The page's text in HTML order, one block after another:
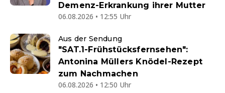
Demenz-Erkrankung ihrer Mutter
06.08.2026 • 12:55 Uhr
Aus der Sendung
"SAT.1-Frühstücksfernsehen":
Antonina Müllers Knödel-Rezept
zum Nachmachen
06.08.2026 • 12:50 Uhr